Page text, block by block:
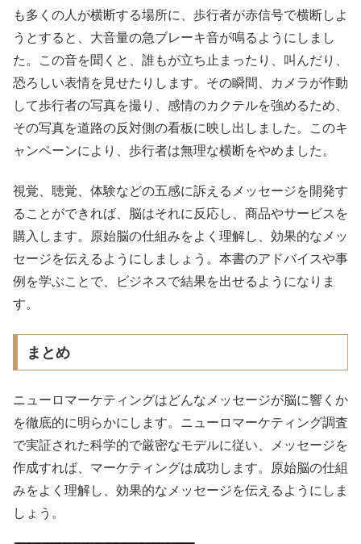
も多くの人が横断する場所に、歩行者が赤信号で横断しよ
うとすると、 大音量の急ブレーキ音が鳴るようにしまし
た。この音を聞くと、 誰もが立ち止まったり、叫んだり、
恐ろしい表情を見せたりします。 その瞬間、カメラが作動
して歩行者の写真を撮り、感情のカクテルを強めるため、
その写真を道路の反対側の看板に映し出しました。このキ
ャンペーンにより、歩行者は無理な横断をやめました。
視覚、聴覚、体験などの五感に訴えるメッセージを開発す
ることができれば、脳はそれに反応し、商品やサービスを
購入します。原始脳の仕組みをよく理解し、効果的なメッ
セージを伝えるようにしましょう。本書のアドバイスや事
例を学ぶことで、ビジネスで結果を出せるようになりま
す。
まとめ
ニューロマーケティングはどんなメッセージが脳に響くか
を徹底的に明らかにします。ニューロマーケティング調査
で実証された科学的で厳密なモデルに従い、メッセージを
作成すれば、マーケティングは成功します。原始脳の仕組
みをよく理解し、効果的なメッセージを伝えるようにしま
しょう。